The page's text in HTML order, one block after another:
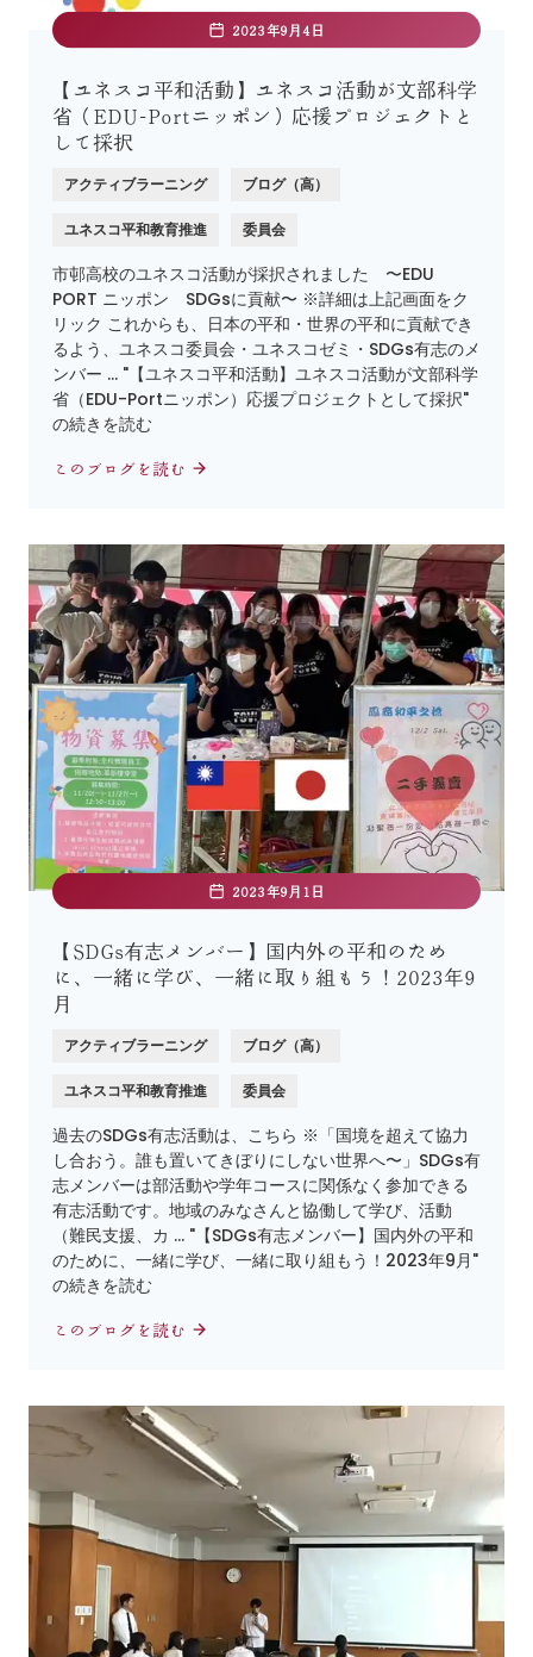
2023年9月4日
【ユネスコ平和活動】ユネスコ活動が文部科学
省（EDU-Portニッポン）応援プロジェクトと
して採択
アクティブラーニング ブログ（高）
ユネスコ平和教育推進 委員会
市邨高校のユネスコ活動が採択されました 〜EDU
PORT ニッポン SDGsに貢献〜 ※詳細は上記画面をク
リック これからも、日本の平和・世界の平和に貢献でき
るよう、ユネスコ委員会・ユネスコゼミ・SDGs有志のメ
ンバー … "【ユネスコ平和活動】ユネスコ活動が文部科学
省（EDU-Portニッポン）応援プロジェクトとして採択"
の続きを読む
このブログを読む
2023年9月1日
【SDGs有志メンバー】国内外の平和のため
に、一緒に学び、一緒に取り組もう！2023年9
月
アクティブラーニング ブログ（高）
ユネスコ平和教育推進 委員会
過去のSDGs有志活動は、こちら ※「国境を超えて協力
し合おう。誰も置いてきぼりにしない世界へ〜」SDGs有
志メンバーは部活動や学年コースに関係なく参加できる
有志活動です。地域のみなさんと協働して学び、活動
（難民支援、カ … "【SDGs有志メンバー】国内外の平和
のために、一緒に学び、一緒に取り組もう！2023年9月"
の続きを読む
このブログを読む